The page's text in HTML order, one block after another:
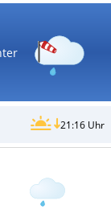
21:16 Uhr